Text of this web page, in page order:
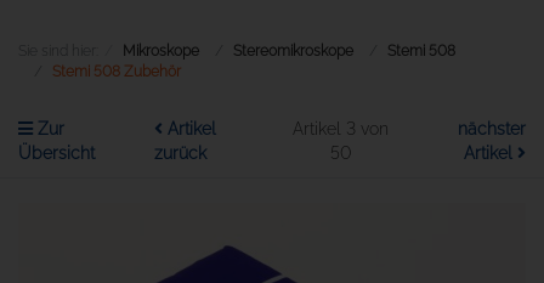
Sie sind hier: Mikroskope Stereomikroskope
Stemi 508
Stemi 508 Zubehör
Zur
Übersicht
Artikel
zurück
Artikel 3 von
50
nächster
Artikel